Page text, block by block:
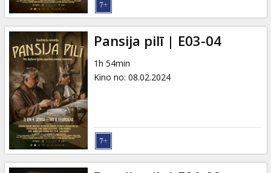
Pansija pilī | E03-04
1h 54min
Kino no: 08.02.2024